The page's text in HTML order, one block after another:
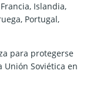
Islandia,
Portugal,
para protegerse
Soviética en